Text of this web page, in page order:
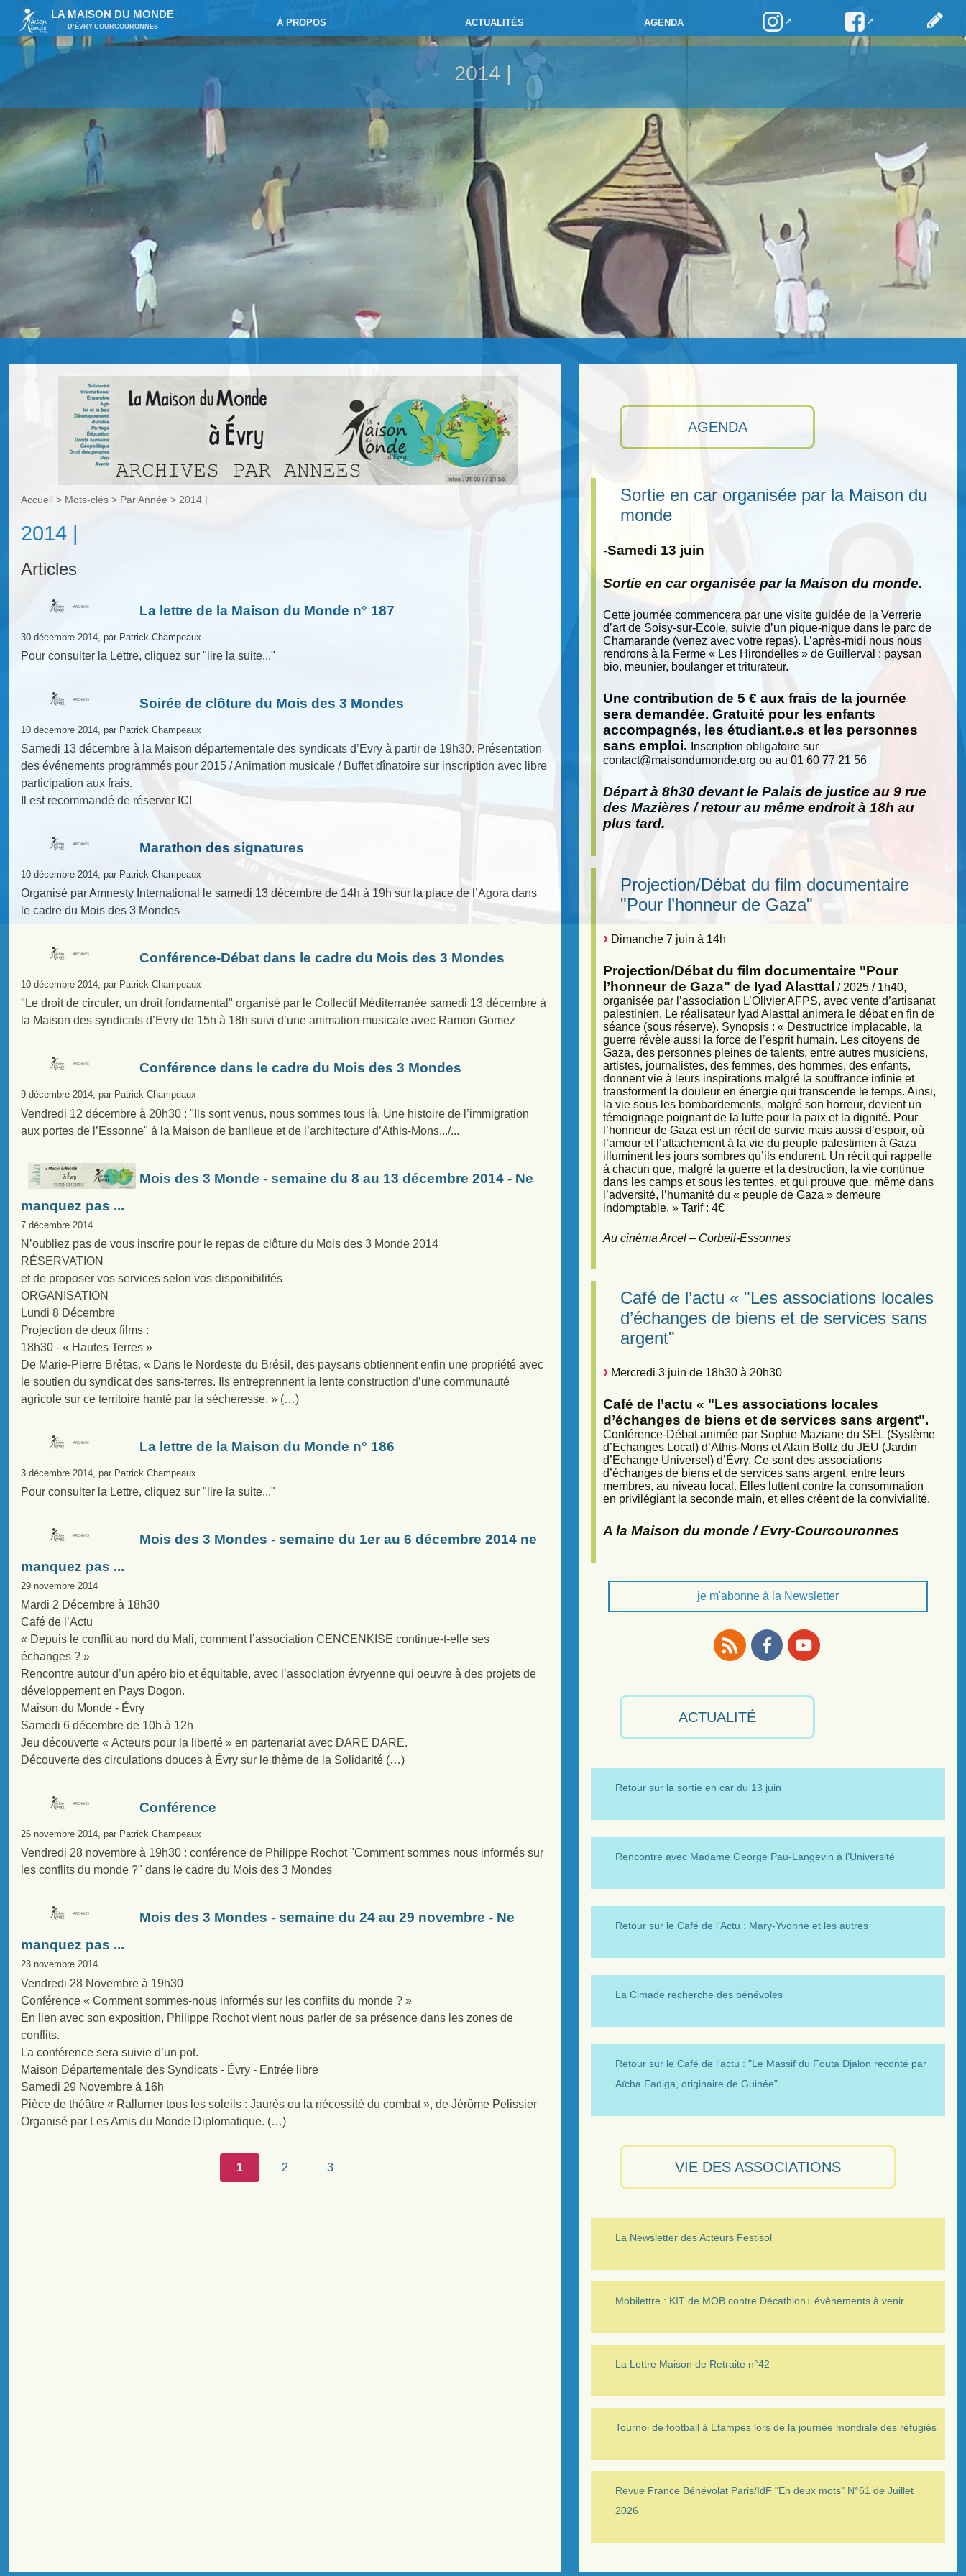
LA MAISON DU MONDE
D’ÉVRY-COURCOURONNES À PROPOS ACTUALITÉS AGENDA
2014 |
AGENDA
Sortie en car organisée par la Maison du
monde
-Samedi 13 juin
Sortie en car organisée par la Maison du monde.
Cette journée commencera par une visite guidée de la Verrerie
d’art de Soisy-sur-Ecole, suivie d’un pique-nique dans le parc de
Chamarande (venez avec votre repas). L’après-midi nous nous
rendrons à la Ferme « Les Hirondelles » de Guillerval : paysan
bio, meunier, boulanger et triturateur.
Une contribution de 5 € aux frais de la journée
sera demandée. Gratuité pour les enfants
accompagnés, les étudiant.e.s et les personnes
sans emploi.
Inscription obligatoire sur
contact@maisondumonde.org ou au 01 60 77 21 56
Départ à 8h30 devant le Palais de justice au 9 rue
des Mazières / retour au même endroit à 18h au
plus tard.
Projection/Débat du film documentaire
"Pour l’honneur de Gaza"
Dimanche 7 juin à 14h
Projection/Débat du film documentaire "Pour
l’honneur de Gaza" de Iyad Alasttal / 2025 / 1h40,
organisée par l’association L’Olivier AFPS, avec vente d’artisanat
palestinien. Le réalisateur Iyad Alasttal animera le débat en fin de
séance (sous réserve). Synopsis : « Destructrice implacable, la
guerre révèle aussi la force de l’esprit humain. Les citoyens de
Gaza, des personnes pleines de talents, entre autres musiciens,
artistes, journalistes, des femmes, des hommes, des enfants,
donnent vie à leurs inspirations malgré la souffrance infinie et
transforment la douleur en énergie qui transcende le temps. Ainsi,
la vie sous les bombardements, malgré son horreur, devient un
témoignage poignant de la lutte pour la paix et la dignité. Pour
l’honneur de Gaza est un récit de survie mais aussi d’espoir, où
l’amour et l’attachement à la vie du peuple palestinien à Gaza
illuminent les jours sombres qu’ils endurent. Un récit qui rappelle
à chacun que, malgré la guerre et la destruction, la vie continue
dans les camps et sous les tentes, et qui prouve que, même dans
l’adversité, l’humanité du « peuple de Gaza » demeure
indomptable. » Tarif : 4€
Au cinéma Arcel – Corbeil-Essonnes
Café de l’actu « "Les associations locales
d’échanges de biens et de services sans
argent"
Mercredi 3 juin de 18h30 à 20h30
Café de l’actu « "Les associations locales
d’échanges de biens et de services sans argent".
Conférence-Débat animée par Sophie Maziane du SEL (Système
d’Echanges Local) d’Athis-Mons et Alain Boltz du JEU (Jardin
d’Echange Universel) d’Évry. Ce sont des associations
d’échanges de biens et de services sans argent, entre leurs
membres, au niveau local. Elles luttent contre la consommation
en privilégiant la seconde main, et elles créent de la convivialité.
A la Maison du monde / Evry-Courcouronnes
je m'abonne à la Newsletter
ACTUALITÉ
Retour sur la sortie en car du 13 juin
Rencontre avec Madame George Pau-Langevin à l’Université
Retour sur le Café de l’Actu : Mary-Yvonne et les autres
La Cimade recherche des bénévoles
Retour sur le Café de l’actu : "Le Massif du Fouta Djalon reconté par
Aïcha Fadiga, originaire de Guinée"
VIE DES ASSOCIATIONS
La Newsletter des Acteurs Festisol
Mobilettre : KIT de MOB contre Décathlon+ évènements à venir
La Lettre Maison de Retraite n°42
Tournoi de football à Etampes lors de la journée mondiale des réfugiés
Revue France Bénévolat Paris/IdF "En deux mots" N°61 de Juillet
2026
Accueil > Mots-clés > Par Année > 2014 |
2014 |
Articles
La lettre de la Maison du Monde n° 187
30 décembre 2014, par Patrick Champeaux
Pour consulter la Lettre, cliquez sur "lire la suite..."
Soirée de clôture du Mois des 3 Mondes
10 décembre 2014, par Patrick Champeaux
Samedi 13 décembre à la Maison départementale des syndicats d’Evry à partir de 19h30. Présentation
des événements programmés pour 2015 / Animation musicale / Buffet dînatoire sur inscription avec libre
participation aux frais.
Il est recommandé de réserver ICI
Marathon des signatures
10 décembre 2014, par Patrick Champeaux
Organisé par Amnesty International le samedi 13 décembre de 14h à 19h sur la place de l’Agora dans
le cadre du Mois des 3 Mondes
Conférence-Débat dans le cadre du Mois des 3 Mondes
10 décembre 2014, par Patrick Champeaux
"Le droit de circuler, un droit fondamental" organisé par le Collectif Méditerranée samedi 13 décembre à
la Maison des syndicats d’Evry de 15h à 18h suivi d’une animation musicale avec Ramon Gomez
Conférence dans le cadre du Mois des 3 Mondes
9 décembre 2014, par Patrick Champeaux
Vendredi 12 décembre à 20h30 : "Ils sont venus, nous sommes tous là. Une histoire de l’immigration
aux portes de l’Essonne" à la Maison de banlieue et de l’architecture d’Athis-Mons.../...
Mois des 3 Monde - semaine du 8 au 13 décembre 2014 - Ne
manquez pas ...
7 décembre 2014
N’oubliez pas de vous inscrire pour le repas de clôture du Mois des 3 Monde 2014
RÉSERVATION
et de proposer vos services selon vos disponibilités
ORGANISATION
Lundi 8 Décembre
Projection de deux films :
18h30 - « Hautes Terres »
De Marie-Pierre Brêtas. « Dans le Nordeste du Brésil, des paysans obtiennent enfin une propriété avec
le soutien du syndicat des sans-terres. Ils entreprennent la lente construction d’une communauté
agricole sur ce territoire hanté par la sécheresse. » (…)
La lettre de la Maison du Monde n° 186
3 décembre 2014, par Patrick Champeaux
Pour consulter la Lettre, cliquez sur "lire la suite..."
Mois des 3 Mondes - semaine du 1er au 6 décembre 2014 ne
manquez pas ...
29 novembre 2014
Mardi 2 Décembre à 18h30
Café de l’Actu
« Depuis le conflit au nord du Mali, comment l’association CENCENKISE continue-t-elle ses
échanges ? »
Rencontre autour d’un apéro bio et équitable, avec l’association évryenne qui oeuvre à des projets de
développement en Pays Dogon.
Maison du Monde - Évry
Samedi 6 décembre de 10h à 12h
Jeu découverte « Acteurs pour la liberté » en partenariat avec DARE DARE.
Découverte des circulations douces à Évry sur le thème de la Solidarité (…)
Conférence
26 novembre 2014, par Patrick Champeaux
Vendredi 28 novembre à 19h30 : conférence de Philippe Rochot "Comment sommes nous informés sur
les conflits du monde ?" dans le cadre du Mois des 3 Mondes
Mois des 3 Mondes - semaine du 24 au 29 novembre - Ne
manquez pas ...
23 novembre 2014
Vendredi 28 Novembre à 19h30
Conférence « Comment sommes-nous informés sur les conflits du monde ? »
En lien avec son exposition, Philippe Rochot vient nous parler de sa présence dans les zones de
conflits.
La conférence sera suivie d’un pot.
Maison Départementale des Syndicats - Évry - Entrée libre
Samedi 29 Novembre à 16h
Pièce de théâtre « Rallumer tous les soleils : Jaurès ou la nécessité du combat », de Jérôme Pelissier
Organisé par Les Amis du Monde Diplomatique. (…)
1 2 3